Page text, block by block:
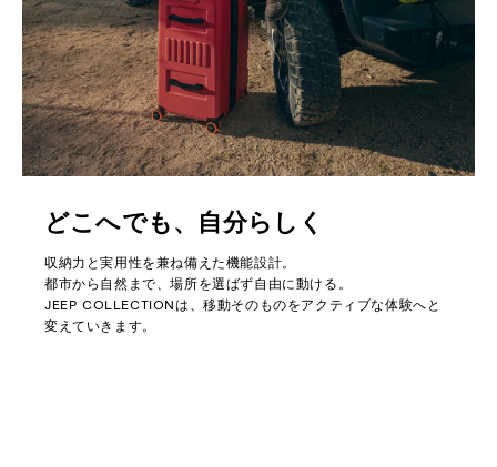
どこへでも、自分らしく
収納力と実用性を兼ね備えた機能設計。
都市から自然まで、場所を選ばず自由に動ける。
JEEP COLLECTIONは、移動そのものをアクティブな体験へと
変えていきます。